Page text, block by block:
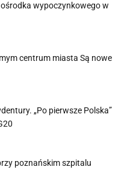
wypoczynkowego w
centrum miasta Są nowe
„Po pierwsze Polska”
poznańskim szpitalu